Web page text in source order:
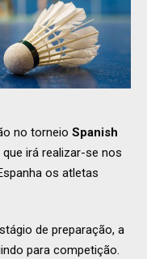
no torneio Spanish
que irá realizar-se nos
os atletas
de preparação, a
para competição.